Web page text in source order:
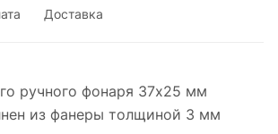
Доставка
ручного фонаря 37х25 мм
из фанеры толщиной 3 мм